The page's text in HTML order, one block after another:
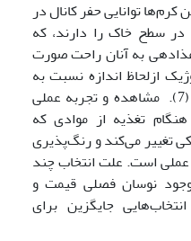
توانایی حفر کانال در
سطح خاک را دارند، که
به آنان راحت صورت
ازلحاظ اندازه نسبت به
بقیه­ی گروه­ها کوچکتر می‌باشند (7). مشاهده و تجربه عملی
تغذیه از موادی که
تغییر می‌کند و رنگ‌پذیری
است. علت انتخاب چند
نوسان فصلی قیمت و
جایگزین برای